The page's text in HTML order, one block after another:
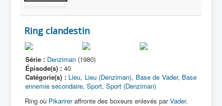
More Joomla Extensions
Ring clandestin
Série : Denziman (1980)
Épisode(s) : 40
Catégorie(s) : Lieu, Lieu (Denziman), Base de Vader, Base
ennemie secondaire, Sport, Sport (Denziman)
Ring où Pikarireraffronte des boxeurs enlevés parVader.